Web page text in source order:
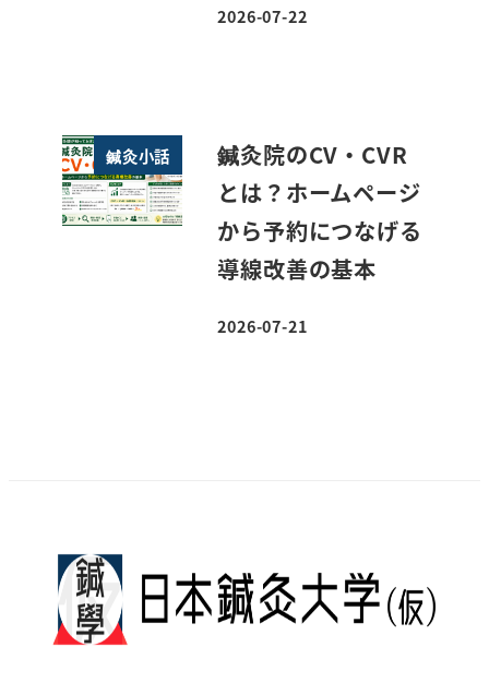
投稿日
2026-07-22
鍼灸小話
鍼灸院のCV・CVR
とは？ホームページ
から予約につなげる
導線改善の基本
投稿日
2026-07-21